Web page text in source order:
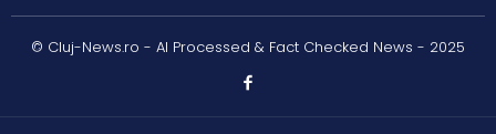
© Cluj-News.ro - AI Processed & Fact Checked News - 2025